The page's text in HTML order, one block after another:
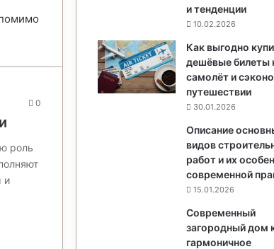
0
роль
и
и тенденции
10.02.2026
Как выгодно
дешёвые билеты
самолёт и
путешествии
30.01.2026
Описание
видов
работ и их
современной
15.01.2026
Современный
загородный дом
гармоничное